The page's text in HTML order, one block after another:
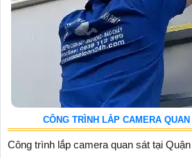
CÔNG TRÌNH LẮP CAMERA
Công trình lắp camera quan sát tại